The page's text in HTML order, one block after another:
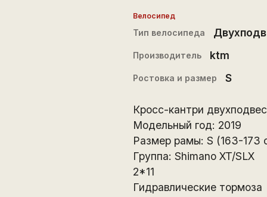
Велосипед
Тип велосипеда
Производитель ktm
Ростовка и размер S
Кросс-кантри
Модельный год: 2019
Размер рамы: S (163-173
Группа: Shimano XT/SLX
2*11
Гидравлические тормоза